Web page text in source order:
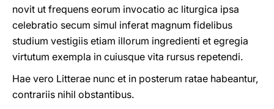
novit ut frequens eorum invocatio ac liturgica ipsa
celebratio secum simul inferat magnum fidelibus
studium vestigiis etiam illorum ingredienti et egregia
virtutum exempla in cuiusque vita rursus repetendi.
Hae vero Litterae nunc et in posterum ratae habeantur,
contrariis nihil obstantibus.